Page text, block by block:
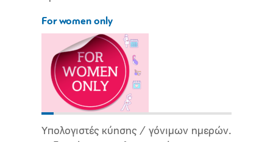
For women only
Υπολογιστές κύησης / γόνιμων ημερών.